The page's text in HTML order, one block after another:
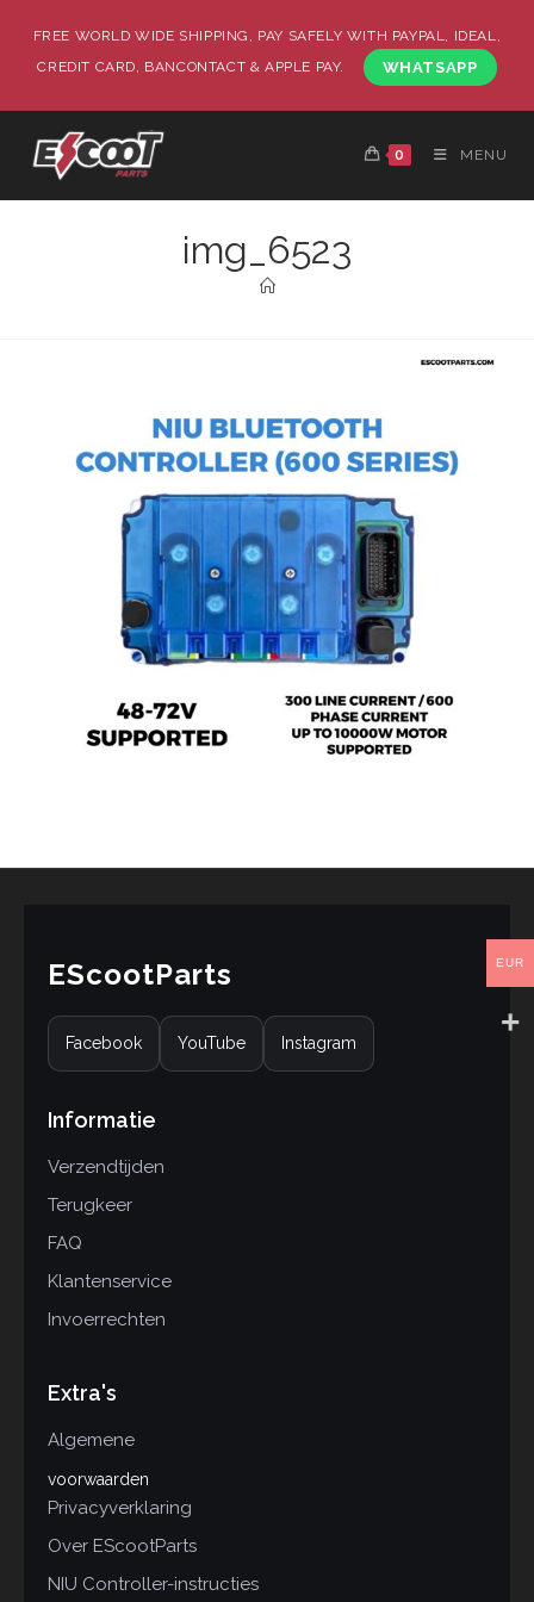
FREE WORLD WIDE SHIPPING, PAY SAFELY WITH PAYPAL, IDEAL,
CREDIT CARD, BANCONTACT & APPLE PAY.
WHATSAPP
0 MENU
img_6523
EScootParts
Facebook YouTube Instagram
Informatie
Verzendtijden
Terugkeer
FAQ
Klantenservice
Invoerrechten
Extra's
Algemene
voorwaarden
Privacyverklaring
Over EScootParts
NIU Controller-instructies
EUR